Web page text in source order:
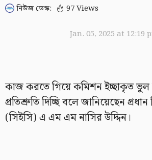
নিউজ ডেস্ক: 97 Views
Jan. 05, 2025 at 12:19
কাজ করতে গিয়ে কমিশন ইচ্ছাকৃত ভুল
প্রতিশ্রুতি দিচ্ছি বলে জানিয়েছেন
(সিইসি) এ এম এম নাসির উদ্দিন।